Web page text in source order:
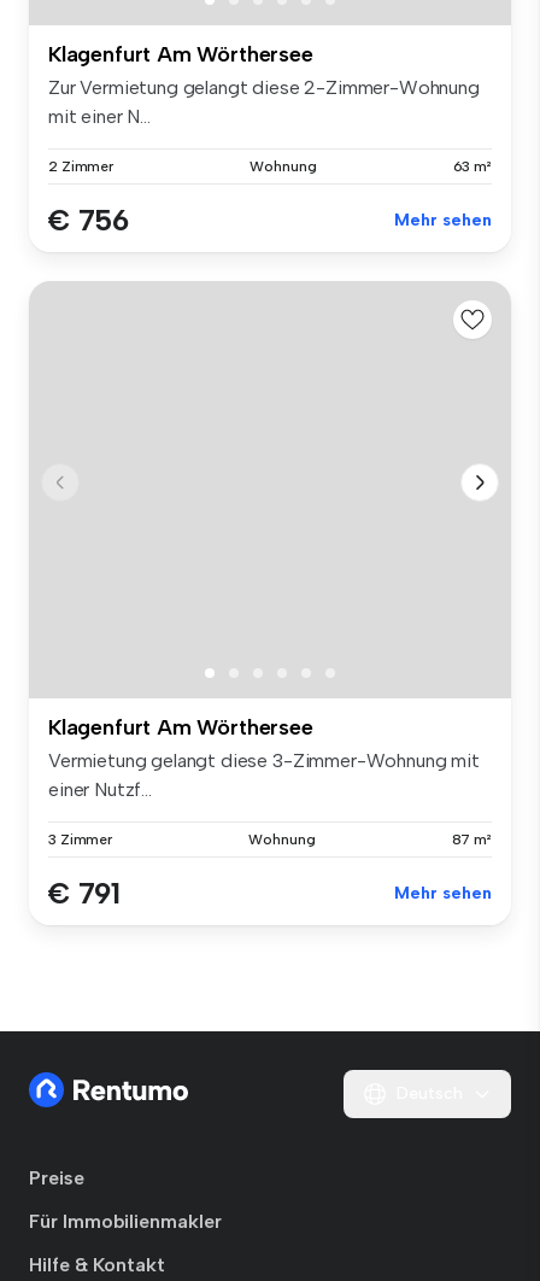
Klagenfurt Am Wörthersee
Zur Vermietung gelangt diese 2-Zimmer-Wohnung
mit einer N...
2 Zimmer Wohnung 63 m²
€ 756 Mehr sehen
Klagenfurt Am Wörthersee
Vermietung gelangt diese 3-Zimmer-Wohnung mit
einer Nutzf...
3 Zimmer Wohnung 87 m²
€ 791 Mehr sehen
Preise
Für Immobilienmakler
Hilfe & Kontakt